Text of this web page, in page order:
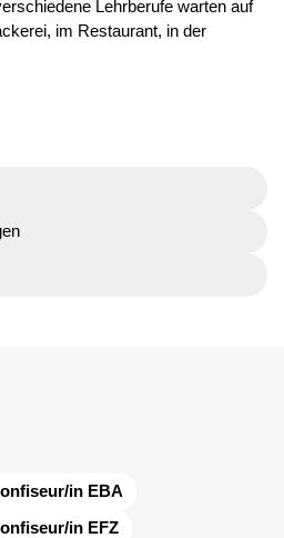
Lehrberufe warten auf
im Restaurant, in der
in EBA
in EFZ